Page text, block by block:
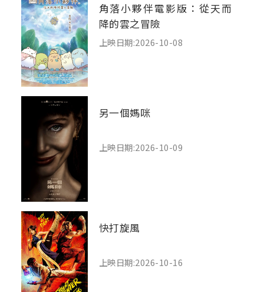
角落小夥伴電影版：從天而
降的雲之冒險
上映日期:2026-10-08
另一個媽咪
上映日期:2026-10-09
快打旋風
上映日期:2026-10-16